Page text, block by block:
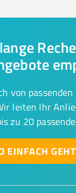
von
leiten Ihr
zu 20
EINFACH